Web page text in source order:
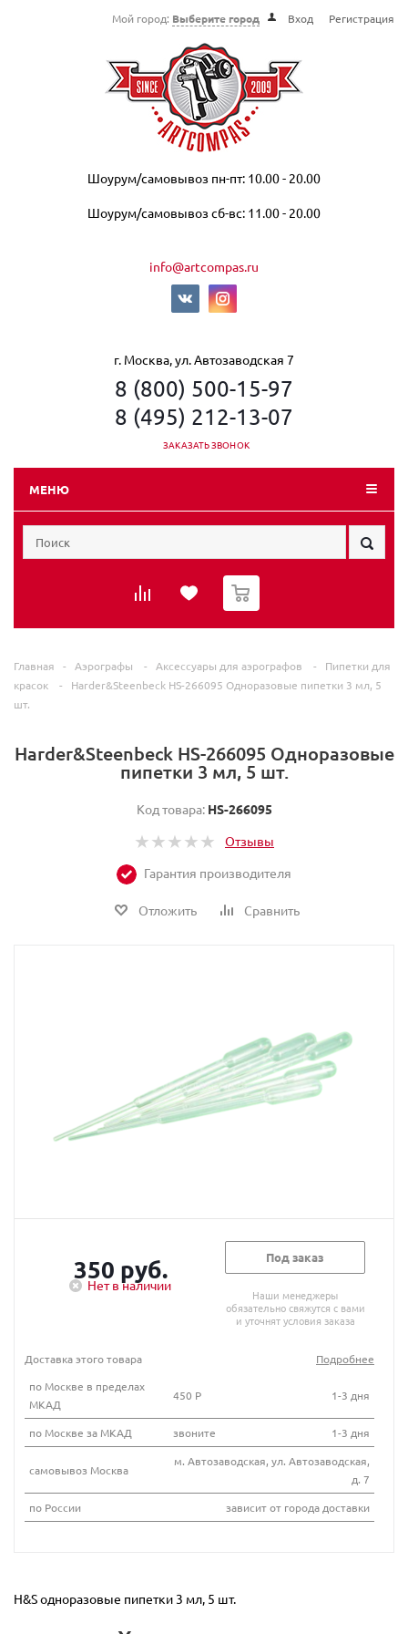
Мой город: Выберите город Вход Регистрация
Шоурум/самовывоз пн-пт: 10.00 - 20.00
Шоурум/самовывоз сб-вс: 11.00 - 20.00
info@artcompas.ru
г. Москва, ул. Автозаводская 7
8 (800) 500-15-97
8 (495) 212-13-07
ЗАКАЗАТЬ ЗВОНОК
МЕНЮ
0
Главная - Аэрографы - Аксессуары для аэрографов -
Пипетки для
красок
-
Harder&Steenbeck HS-266095 Одноразовые пипетки 3 мл, 5
шт.
Harder&Steenbeck HS-266095 Одноразовые
пипетки 3 мл, 5 шт.
Код товара: HS-266095
Отзывы
Гарантия производителя
Отложить Сравнить
350 руб.
Нет в наличии
Под заказ
Наши менеджеры
обязательно свяжутся с вами
и уточнят условия заказа
Доставка этого товара
Подробнее
по Москве в пределах
МКАД
450 Р 1-3 дня
по Москве за МКАД звоните 1-3 дня
самовывоз Москва
м. Автозаводская, ул. Автозаводская,
д. 7
по России
зависит от города доставки
H&S одноразовые пипетки 3 мл, 5 шт.